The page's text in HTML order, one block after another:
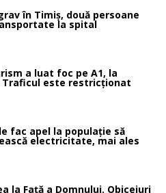
în Timiș, două persoane
la spital
a luat foc pe A1, la
Traficul este restricționat
fac apel la populație să
electricitate, mai ales
la Faţă a Domnului. Obiceiuri